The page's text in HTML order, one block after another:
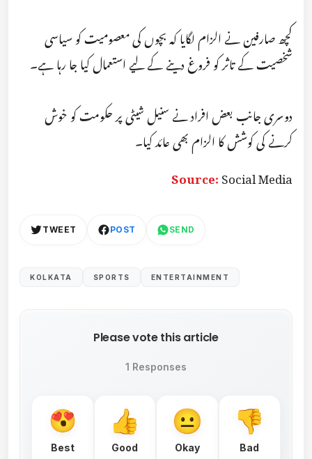
کچھ صارفین نے الزام لگایا کہ بچوں کی معصومیت کو سیاسی
شخصیت کے تاثر کو فروغ دینے کے لیے استعمال کیا جا رہا ہے۔
دوسری جانب بعض افراد نے سنیل شیٹی پر حکومت کو خوش
کرنے کی کوشش کا الزام بھی عائد کیا۔
Source:Social Media
TWEET POST SEND
KOLKATA SPORTS ENTERTAINMENT
Please vote this article
1 Responses
Best Good Okay Bad